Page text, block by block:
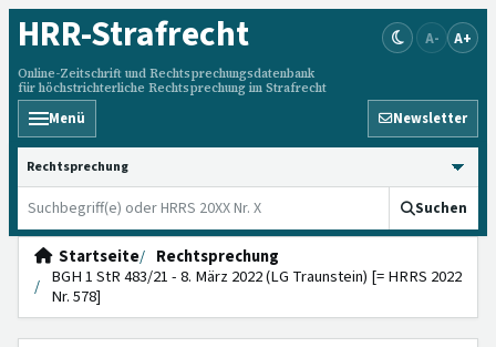
HRR-Strafrecht
Online-Zeitschrift und Rechtsprechungsdatenbank
für höchstrichterliche Rechtsprechung im Strafrecht
A- A+
Menü Newsletter
HRRS durchsuchen
Suchen
Startseite
Rechtsprechung
BGH 1 StR 483/21 - 8. März 2022 (LG Traunstein) [= HRRS 2022
Nr. 578]